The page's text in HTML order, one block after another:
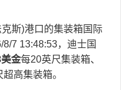
斯)港口的集装箱国际
8/7 13:48:53，迪士国
金每20英尺集装箱、
高集装箱。